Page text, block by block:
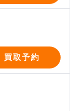
買取予約